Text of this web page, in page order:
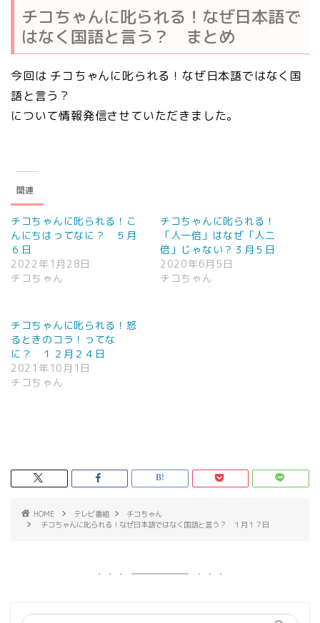
チコちゃんに叱られる！なぜ日本語で
はなく国語と言う？ まとめ
今回は チコちゃんに叱られる！なぜ日本語ではなく国
語と言う？
について情報発信させていただきました。
関連
チコちゃんに叱られる！こ
んにちはってなに？ ５月
６日
2022年1月28日
チコちゃん
チコちゃんに叱られる！
「人一倍」はなぜ「人二
倍」じゃない？３月５日
2020年6月5日
チコちゃん
チコちゃんに叱られる！怒
るときのコラ！ってな
に？ １２月２４日
2021年10月1日
チコちゃん
HOME テレビ番組
チコちゃん
チコちゃんに叱られる！なぜ日本語ではなく国語と言う？ １月１７日